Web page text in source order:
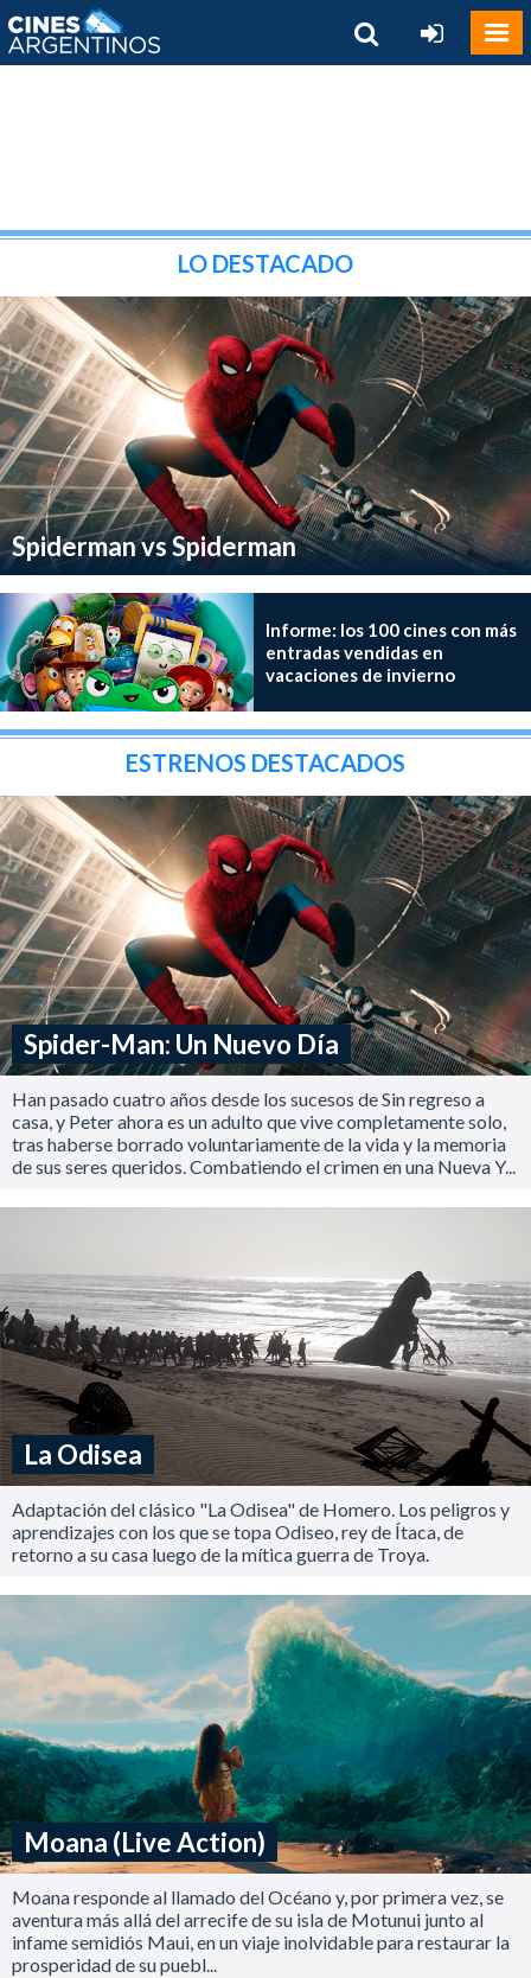
LO DESTACADO
Spiderman vs Spiderman
Informe: los 100 cines con más
entradas vendidas en
vacaciones de invierno
ESTRENOS DESTACADOS
Spider-Man: Un Nuevo Día
Han pasado cuatro años desde los sucesos de Sin regreso a
casa, y Peter ahora es un adulto que vive completamente solo,
tras haberse borrado voluntariamente de la vida y la memoria
de sus seres queridos. Combatiendo el crimen en una Nueva Y...
La Odisea
Adaptación del clásico "La Odisea" de Homero. Los peligros y
aprendizajes con los que se topa Odiseo, rey de Ítaca, de
retorno a su casa luego de la mítica guerra de Troya.
Moana (Live Action)
Moana responde al llamado del Océano y, por primera vez, se
aventura más allá del arrecife de su isla de Motunui junto al
infame semidiós Maui, en un viaje inolvidable para restaurar la
prosperidad de su puebl...